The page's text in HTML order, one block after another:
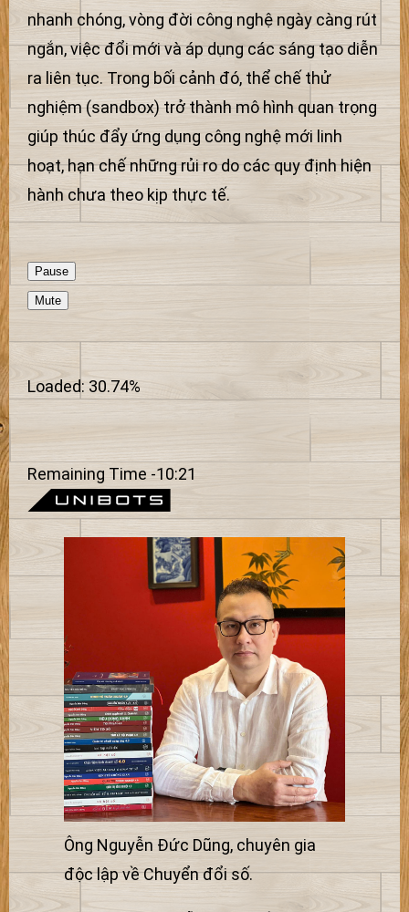
nhanh chóng, vòng đời công nghệ ngày càng rút
ngắn, việc đổi mới và áp dụng các sáng tạo diễn
ra liên tục. Trong bối cảnh đó, thể chế thử
nghiệm (sandbox) trở thành mô hình quan trọng
giúp thúc đẩy ứng dụng công nghệ mới linh
hoạt, hạn chế những rủi ro do các quy định hiện
hành chưa theo kịp thực tế.
Pause
Mute
Loaded: 30.74%
Remaining Time -10:21
Ông Nguyễn Đức Dũng, chuyên gia
độc lập về Chuyển đổi số.